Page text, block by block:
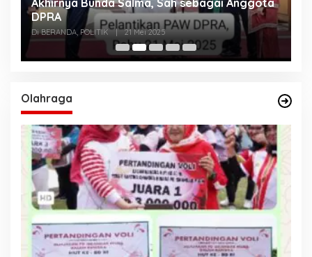
DPRA
Di BERANDA, POLITIK | 21 Mei 2025
Olahraga